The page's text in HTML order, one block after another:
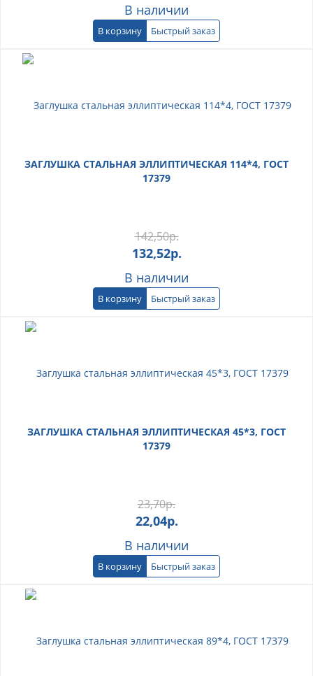
В наличии
В корзину Быстрый заказ
ЗАГЛУШКА СТАЛЬНАЯ ЭЛЛИПТИЧЕСКАЯ 114*4, ГОСТ
17379
142,50р.
132,52р.
В наличии
В корзину Быстрый заказ
ЗАГЛУШКА СТАЛЬНАЯ ЭЛЛИПТИЧЕСКАЯ 45*3, ГОСТ
17379
23,70р.
22,04р.
В наличии
В корзину Быстрый заказ